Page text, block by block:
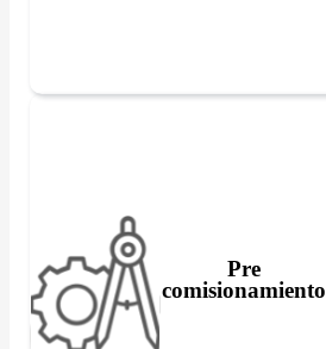
Pre
comisionamiento